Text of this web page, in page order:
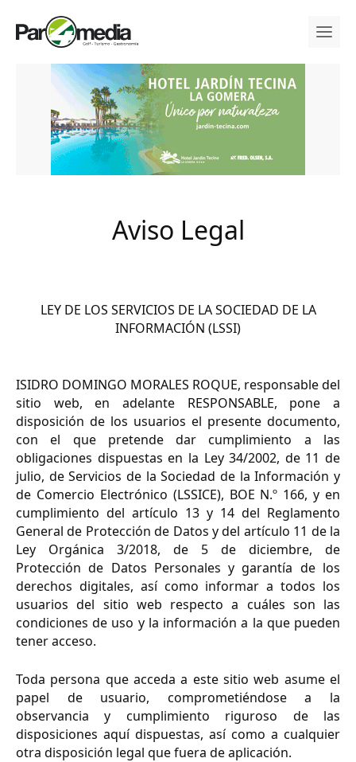
Aviso Legal
LEY DE LOS SERVICIOS DE LA SOCIEDAD DE LA
INFORMACIÓN (LSSI)
ISIDRO DOMINGO MORALES ROQUE, responsable del
sitio web, en adelante RESPONSABLE, pone a
disposición de los usuarios el presente documento,
con el que pretende dar cumplimiento a las
obligaciones dispuestas en la Ley 34/2002, de 11 de
julio, de Servicios de la Sociedad de la Información y
de Comercio Electrónico (LSSICE), BOE N.º 166, y en
cumplimiento del artículo 13 y 14 del Reglamento
General de Protección de Datos y del artículo 11 de la
Ley Orgánica 3/2018, de 5 de diciembre, de
Protección de Datos Personales y garantía de los
derechos digitales, así como informar a todos los
usuarios del sitio web respecto a cuáles son las
condiciones de uso y la información a la que pueden
tener acceso.
Toda persona que acceda a este sitio web asume el
papel de usuario, comprometiéndose a la
observancia y cumplimiento riguroso de las
disposiciones aquí dispuestas, así como a cualquier
otra disposición legal que fuera de aplicación.